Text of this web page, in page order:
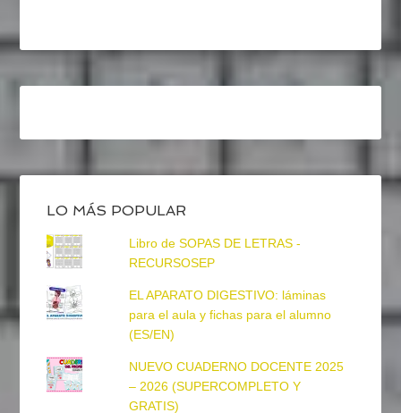
LO MÁS POPULAR
Libro de SOPAS DE LETRAS -
RECURSOSEP
EL APARATO DIGESTIVO: láminas
para el aula y fichas para el alumno
(ES/EN)
NUEVO CUADERNO DOCENTE 2025
– 2026 (SUPERCOMPLETO Y
GRATIS)